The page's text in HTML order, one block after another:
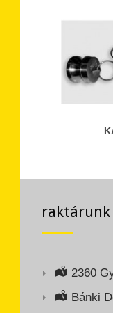
raktárunk
2360
Bánki